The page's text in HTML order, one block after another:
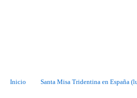
Inicio Santa Misa Tridentina en España